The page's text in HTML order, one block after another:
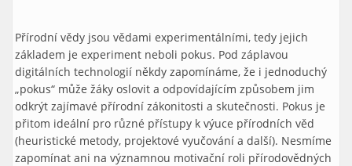
Přírodní vědy jsou vědami experimentálními, tedy jejich
základem je experiment neboli pokus. Pod záplavou
digitálních technologií někdy zapomínáme, že i jednoduchý
„pokus“ může žáky oslovit a odpovídajícím způsobem jim
odkrýt zajímavé přírodní zákonitosti a skutečnosti. Pokus je
přitom ideální pro různé přístupy k výuce přírodních věd
(heuristické metody, projektové vyučování a další). Nesmíme
zapomínat ani na významnou motivační roli přírodovědných